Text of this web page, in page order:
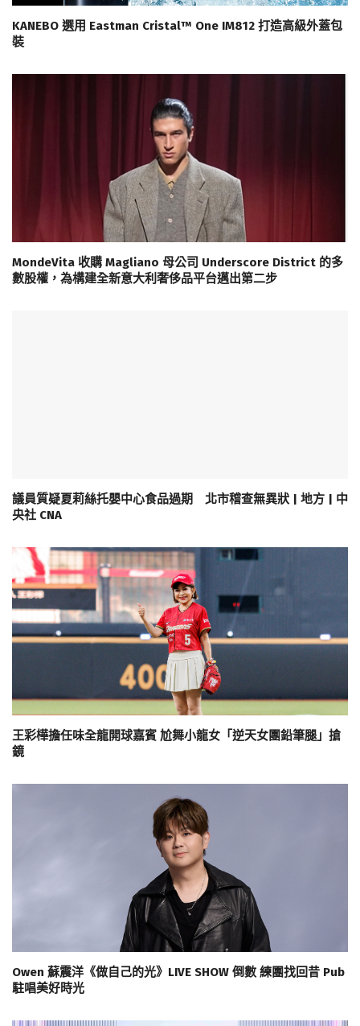
KANEBO 選用 Eastman Cristal™ One IM812 打造高級外蓋包
裝
MondeVita 收購 Magliano 母公司 Underscore District 的多
數股權，為構建全新意大利奢侈品平台邁出第二步
議員質疑夏莉絲托嬰中心食品過期 北市稽查無異狀 | 地方 | 中
央社 CNA
王彩樺擔任味全龍開球嘉賓 尬舞小龍女「逆天女團鉛筆腿」搶
鏡
Owen 蘇震洋《做自己的光》LIVE SHOW 倒數 練團找回昔 Pub
駐唱美好時光